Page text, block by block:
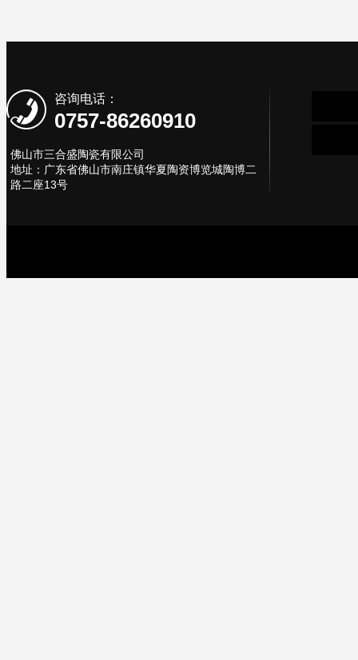
咨询电话：
0757-86260910
佛山市三合盛陶瓷有限公司
地址：广东省佛山市南庄镇华夏陶资博览城陶博二
路二座13号